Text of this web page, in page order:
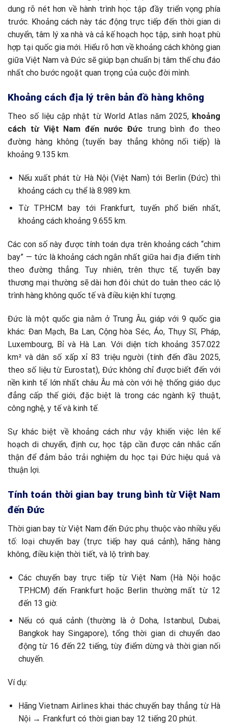
dung rõ nét hơn về hành trình học tập đầy triển vọng phía
trước. Khoảng cách này tác động trực tiếp đến thời gian di
chuyển, tâm lý xa nhà và cả kế hoạch học tập, sinh hoạt phù
hợp tại quốc gia mới. Hiểu rõ hơn về khoảng cách không gian
giữa Việt Nam và Đức sẽ giúp bạn chuẩn bị tâm thế chu đáo
nhất cho bước ngoặt quan trọng của cuộc đời mình.
Khoảng cách địa lý trên bản đồ hàng không
Theo số liệu cập nhật từ World Atlas năm 2025, khoảng
cách từ Việt Nam đến nước Đứctrung bình đo theo
đường hàng không (tuyến bay thẳng không nối tiếp) là
khoảng 9.135 km.
Nếu xuất phát từ Hà Nội (Việt Nam) tới Berlin (Đức) thì
khoảng cách cụ thể là 8.989 km.
Từ TP.HCM bay tới Frankfurt, tuyến phổ biến nhất,
khoảng cách khoảng 9.655 km.
Các con số này được tính toán dựa trên khoảng cách “chim
bay” — tức là khoảng cách ngắn nhất giữa hai địa điểm tính
theo đường thẳng. Tuy nhiên, trên thực tế, tuyến bay
thương mại thường sẽ dài hơn đôi chút do tuân theo các lộ
trình hàng không quốc tế và điều kiện khí tượng.
Đức là một quốc gia nằm ở Trung Âu, giáp với 9 quốc gia
khác: Đan Mạch, Ba Lan, Cộng hòa Séc, Áo, Thụy Sĩ, Pháp,
Luxembourg, Bỉ và Hà Lan. Với diện tích khoảng 357.022
km² và dân số xấp xỉ 83 triệu người (tính đến đầu 2025,
theo số liệu từ Eurostat), Đức không chỉ được biết đến với
nền kinh tế lớn nhất châu Âu mà còn với hệ thống giáo dục
đẳng cấp thế giới, đặc biệt là trong các ngành kỹ thuật,
công nghệ, y tế và kinh tế.
Sự khác biệt về khoảng cách như vậy khiến việc lên kế
hoạch di chuyển, định cư, học tập cần được cân nhắc cẩn
thận để đảm bảo trải nghiệm du học tại Đức hiệu quả và
thuận lợi.
Tính toán thời gian bay trung bình từ Việt Nam
đến Đức
Thời gian bay từ Việt Nam đến Đức phụ thuộc vào nhiều yếu
tố: loại chuyến bay (trực tiếp hay quá cảnh), hãng hàng
không, điều kiện thời tiết, và lộ trình bay.
Các chuyến bay trực tiếp từ Việt Nam (Hà Nội hoặc
TP.HCM) đến Frankfurt hoặc Berlin thường mất từ 12
đến 13 giờ.
Nếu có quá cảnh (thường là ở Doha, Istanbul, Dubai,
Bangkok hay Singapore), tổng thời gian di chuyển dao
động từ 16 đến 22 tiếng, tùy điểm dừng và thời gian nối
chuyến.
Ví dụ:
Hãng Vietnam Airlines khai thác chuyến bay thẳng từ Hà
Nội → Frankfurt có thời gian bay 12 tiếng 20 phút.